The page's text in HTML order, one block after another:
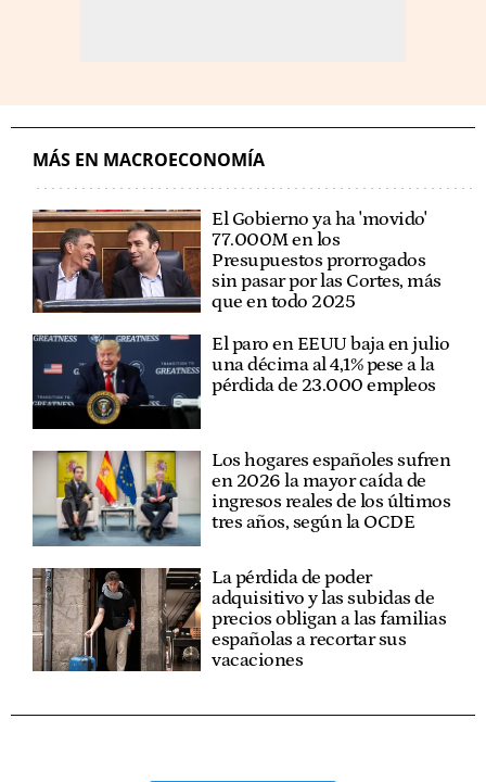
MÁS EN MACROECONOMÍA
El Gobierno ya ha 'movido'
77.000M en los
Presupuestos prorrogados
sin pasar por las Cortes, más
que en todo 2025
El paro en EEUU baja en julio
una décima al 4,1% pese a la
pérdida de 23.000 empleos
Los hogares españoles sufren
en 2026 la mayor caída de
ingresos reales de los últimos
tres años, según la OCDE
La pérdida de poder
adquisitivo y las subidas de
precios obligan a las familias
españolas a recortar sus
vacaciones